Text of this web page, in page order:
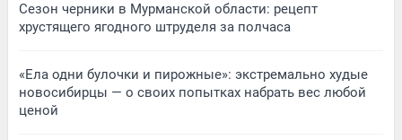
Сезон черники в Мурманской области: рецепт
хрустящего ягодного штруделя за полчаса
«Ела одни булочки и пирожные»: экстремально худые
новосибирцы — о своих попытках набрать вес любой
ценой